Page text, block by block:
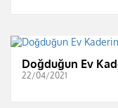
Doğduğun Ev
22/04/2021